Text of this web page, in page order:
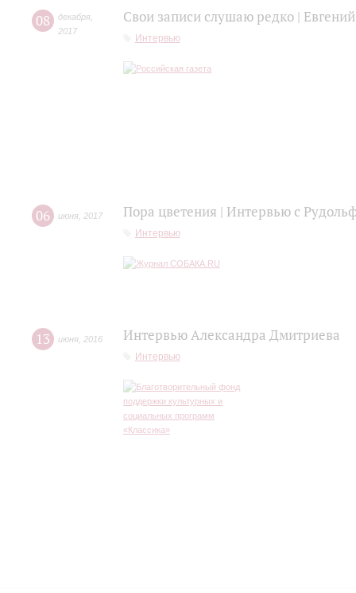
08 декабря
2017
Свои записи слушаю редко |
Интервью
06 июня 2017 Пора цветения | Интервью с
Интервью
13 июня 2016 Интервью Александра Дмитриева
Интервью